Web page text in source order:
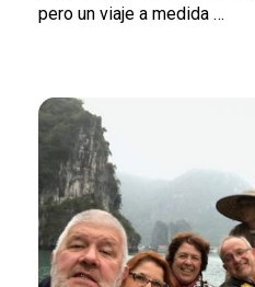
pero un viaje a medida …